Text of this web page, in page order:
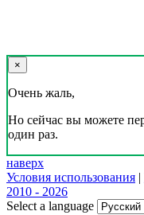
×
Очень жаль,
Но сейчас вы можете
один раз.
наверх
Условия использования |
2010 - 2026
Select a language